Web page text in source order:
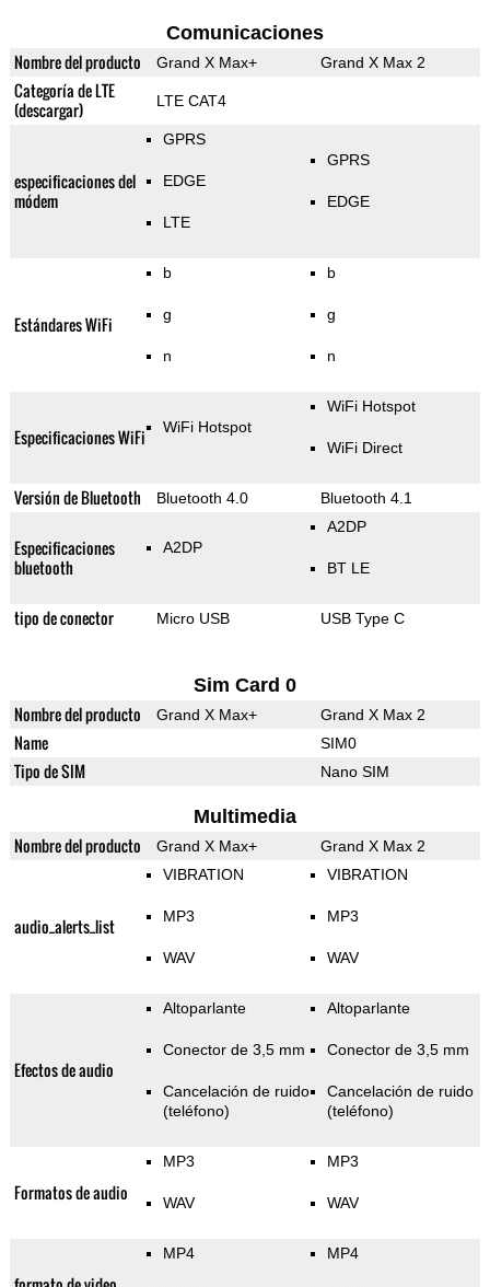
Comunicaciones
Nombre del producto Grand X Max+ Grand X Max 2
Categoría de LTE
(descargar)
LTE CAT4
especificaciones del
módem
GPRS
EDGE
LTE
GPRS
EDGE
Estándares WiFi
b
g
n
b
g
n
Especificaciones WiFi WiFi Hotspot
WiFi Hotspot
WiFi Direct
Versión de Bluetooth Bluetooth 4.0 Bluetooth 4.1
Especificaciones
bluetooth
A2DP
A2DP
BT LE
tipo de conector Micro USB USB Type C
Sim Card 0
Nombre del producto Grand X Max+ Grand X Max 2
Name SIM0
Tipo de SIM Nano SIM
Multimedia
Nombre del producto Grand X Max+ Grand X Max 2
audio_alerts_list
VIBRATION
MP3
WAV
VIBRATION
MP3
WAV
Efectos de audio
Altoparlante
Conector de 3,5 mm
Cancelación de ruido
(teléfono)
Altoparlante
Conector de 3,5 mm
Cancelación de ruido
(teléfono)
Formatos de audio
MP3
WAV
MP3
WAV
MP4 MP4